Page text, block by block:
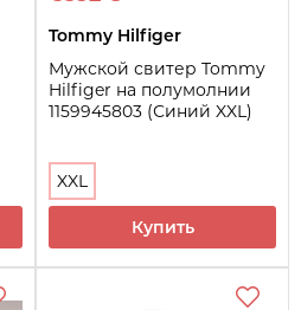
Tommy Hilfiger
Мужской свитер Tommy
Hilfiger на полумолнии
1159945803 (Синий XXL)
XXL
Купить